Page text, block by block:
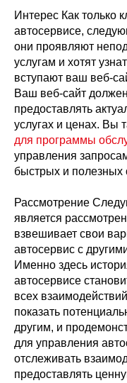
Интерес Как только
автосервисе,
они проявляют
услугам и хотят
вступают ваш веб-
Ваш веб-сайт
предоставлять
услугах и ценах. Вы
для программы
управления
быстрых и полезных
Рассмотрение
является
взвешивает свои
автосервис с
Именно здесь
автосервисе
всех
показать
другим, и
для управления
отслеживать
предоставлять